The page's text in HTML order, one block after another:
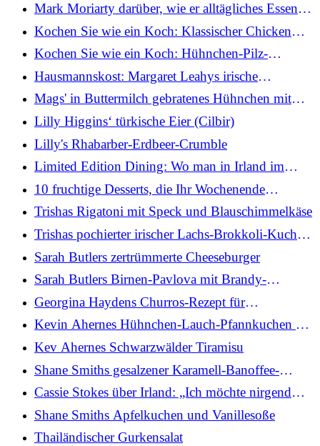
Mark Moriarty darüber, wie er alltägliches Essen
noch besser schmecken lässt
Kochen Sie wie ein Koch: Klassischer Chicken
Chausseur
Kochen Sie wie ein Koch: Hühnchen-Pilz-
Pfannkuchen
Hausmannskost: Margaret Leahys irische
Fischpastete mit Brennnesselchampagner und
Blattsalat
Mags' in Buttermilch gebratenes Hühnchen mit
würziger Mayonnaise
Lilly Higgins‘ türkische Eier (Cilbir)
Lilly's Rhabarber-Erdbeer-Crumble
Limited Edition Dining: Wo man in Irland im
Einklang mit den Jahreszeiten essen kann
10 fruchtige Desserts, die Ihr Wochenende
verschönern
Trishas Rigatoni mit Speck und Blauschimmelkäse
Trishas pochierter irischer Lachs-Brokkoli-Kuchen
(für die Heißluftfritteuse geeignet)
Sarah Butlers zertrümmerte Cheeseburger
Sarah Butlers Birnen-Pavlova mit Brandy-
Schokoladensauce
Georgina Haydens Churros-Rezept für
niederländische Babys
Kevin Ahernes Hühnchen-Lauch-Pfannkuchen mit
Salsa Verde
Kev Ahernes Schwarzwälder Tiramisu
Shane Smiths gesalzener Karamell-Banoffee-
Kuchen
Cassie Stokes über Irland: „Ich möchte nirgendwo
anders hingehen“
Shane Smiths Apfelkuchen und Vanillesoße
Thailändischer Gurkensalat